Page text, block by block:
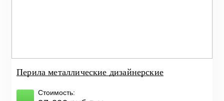
Перила металлические дизайнерские
Стоимость: